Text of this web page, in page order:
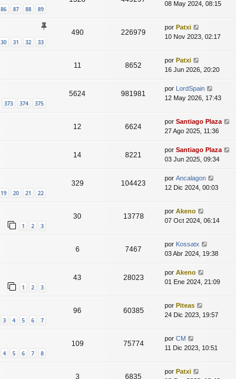
86 87 88 89
08 May 2024, 08:15
30 31 32 33
490 226979
por Patxi
10 Nov 2023, 02:17
11 8652
por Patxi
16 Jun 2026, 20:20
373 374 375
5624 981981
por LordSpain
12 May 2026, 17:43
12 6624
por Santiago Plaza
27 Ago 2025, 11:36
14 8221
por Santiago Plaza
03 Jun 2025, 09:34
19 20 21 22
329 104423
por Ancalagon
12 Dic 2024, 00:03
1 2 3
30 13778
por Akeno
07 Oct 2024, 06:14
6 7467
por Kossatx
03 Abr 2024, 19:38
1 2 3
43 28023
por Akeno
01 Ene 2024, 21:09
3 4 5 6 7
96 60385
por Piteas
24 Dic 2023, 19:57
4 5 6 7 8
109 75774
por CM
11 Dic 2023, 10:51
3 6835
por Patxi